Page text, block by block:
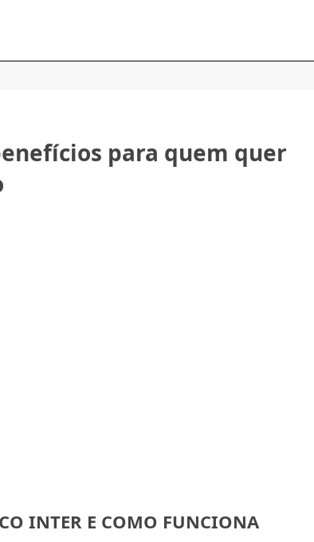
para quem quer
INTER E COMO FUNCIONA